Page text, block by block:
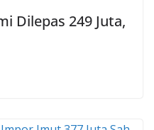
Dilepas 249 Juta,